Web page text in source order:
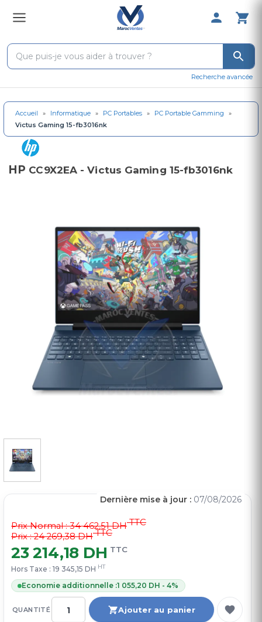
0 Produit
Recherche avancée
Accueil » Informatique » PC Portables » PC Portable Gamming
»
Victus Gaming 15-fb3016nk
HP CC9X2EA - Victus Gaming 15-fb3016nk
QUANTITÉ Ajouter au panier
Prix Normal :34 462,51 DHTTC
Prix : 24 269,38 DHTTC
23 214,18 DH TTC
Hors Taxe : 19 345,15 DH HT
Economie additionnelle :1 055,20 DH - 4%
Dernière mise à jour : 07/08/2026